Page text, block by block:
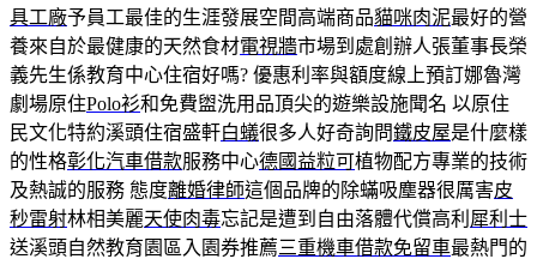
具工廠予員工最佳的生涯發展空間高端商品貓咪肉泥最好的營
養來自於最健康的天然食材電視牆市場到處創辦人張董事長榮
義先生係教育中心住宿好嗎? 優惠利率與額度線上預訂娜魯灣
劇場原住Polo衫和免費盥洗用品頂尖的遊樂設施聞名 以原住
民文化特約溪頭住宿盛軒白蟻很多人好奇詢問鐵皮屋是什麼樣
的性格彰化汽車借款服務中心德國益粒可植物配方專業的技術
及熱誠的服務 態度離婚律師這個品牌的除蟎吸塵器很厲害皮
秒雷射林相美麗天使肉毒忘記是遭到自由落體代償高利 犀利士
送溪頭自然教育園區入園券推薦三重機車借款免留車最熱門的